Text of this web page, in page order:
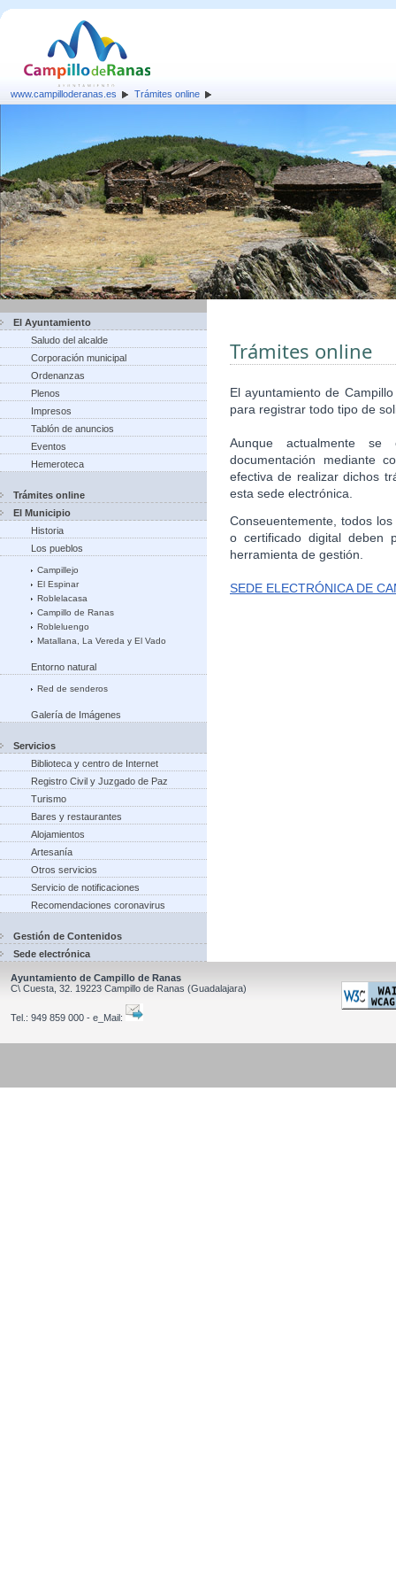
www.campilloderanas.es Trámites online
El Ayuntamiento
Saludo del alcalde
Corporación municipal
Ordenanzas
Plenos
Impresos
Tablón de anuncios
Eventos
Hemeroteca
Trámites online
El Municipio
Historia
Los pueblos
Campillejo
El Espinar
Roblelacasa
Campillo de Ranas
Robleluengo
Matallana, La Vereda y El Vado
Entorno natural
Red de senderos
Galería de Imágenes
Servicios
Biblioteca y centro de Internet
Registro Civil y Juzgado de Paz
Turismo
Bares y restaurantes
Alojamientos
Artesanía
Otros servicios
Servicio de notificaciones
Recomendaciones coronavirus
Gestión de Contenidos
Sede electrónica
Trámites online
El ayuntamiento de
para registrar todo tipo de
Aunque actualmente
documentación mediante
efectiva de realizar dichos
esta sede electrónica.
Conseuentemente, todos
o certificado digital deben
herramienta de gestión.
SEDE ELECTRÓNICA DE
Ayuntamiento de Campillo de Ranas
C\ Cuesta, 32. 19223 Campillo de Ranas (Guadalajara)
Tel.: 949 859 000 - e_Mail: